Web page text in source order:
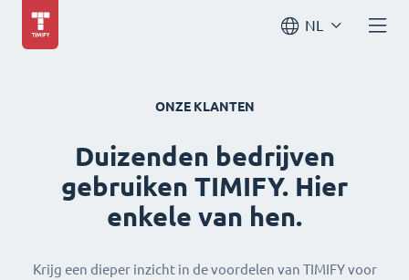
NL
ONZE KLANTEN
Duizenden bedrijven
gebruiken TIMIFY. Hier
enkele van hen.
Krijg een dieper inzicht in de voordelen van TIMIFY voor